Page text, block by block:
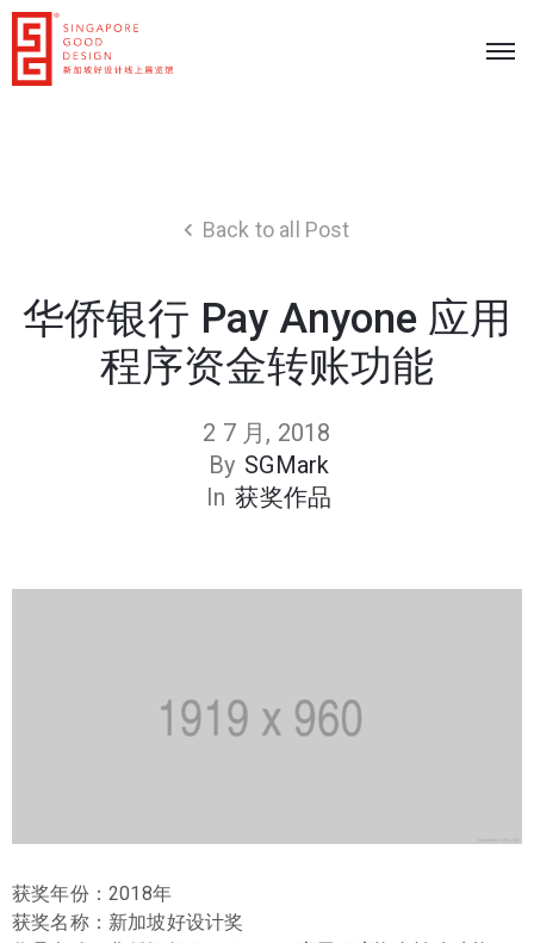
Back to all Post
华侨银行 Pay Anyone 应用
程序资金转账功能
2 7 月, 2018
By SGMark
In 获奖作品
获奖年份：2018年
获奖名称：新加坡好设计奖